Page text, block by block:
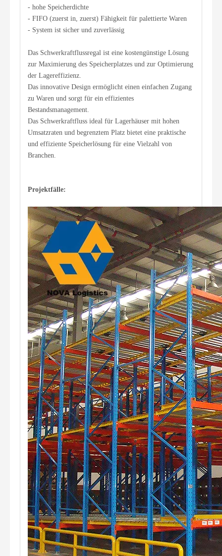
- hohe Speicherdichte
- FIFO (zuerst in, zuerst) Fähigkeit für palettierte Waren
- System ist sicher und zuverlässig
Das Schwerkraftflussregal ist eine kostengünstige Lösung
zur Maximierung des Speicherplatzes und zur Optimierung
der Lagereffizienz.
Das innovative Design ermöglicht einen einfachen Zugang
zu Waren und sorgt für ein effizientes
Bestandsmanagement.
Das Schwerkraftfluss ideal für Lagerhäuser mit hohen
Umsatzraten und begrenztem Platz bietet eine praktische
und effiziente Speicherlösung für eine Vielzahl von
Branchen.
Projektfälle: